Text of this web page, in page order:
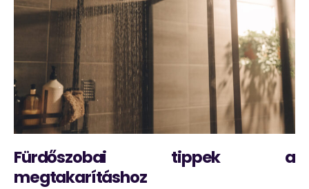
Fürdőszobai tippek a
megtakarításhoz